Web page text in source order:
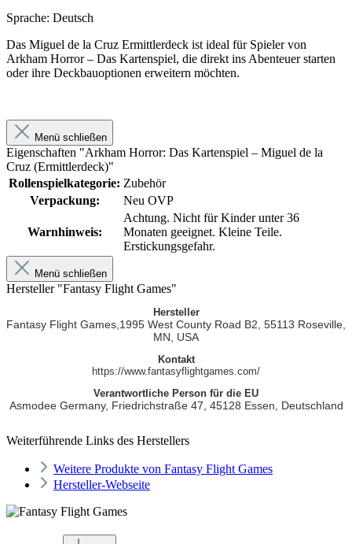
Sprache: Deutsch
Das Miguel de la Cruz Ermittlerdeck ist ideal für Spieler von
Arkham Horror – Das Kartenspiel, die direkt ins Abenteuer starten
oder ihre Deckbauoptionen erweitern möchten.
Menü schließen
Eigenschaften "Arkham Horror: Das Kartenspiel – Miguel de la
Cruz (Ermittlerdeck)"
Rollenspielkategorie: Zubehör
Verpackung:
Neu OVP
Warnhinweis:
Achtung. Nicht für Kinder unter 36
Monaten geeignet. Kleine Teile.
Erstickungsgefahr.
Menü schließen
Hersteller "Fantasy Flight Games"
Hersteller
Fantasy Flight Games,1995 West County Road B2, 55113 Roseville,
MN, USA
Kontakt
https://www.fantasyflightgames.com/
Verantwortliche Person für die EU
Asmodee Germany, Friedrichstraße 47, 45128 Essen, Deutschland
Weiterführende Links des Herstellers
Weitere Produkte von Fantasy Flight Games
Hersteller-Webseite